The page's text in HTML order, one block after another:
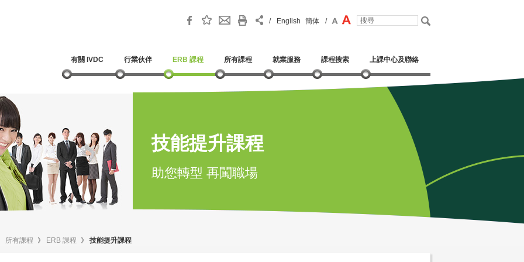
/ English 簡体 /
有關 IVDC 行業伙伴 ERB 課程 所有課程 就業服務 課程搜索 上課中心及聯絡
技能提升課程
助您轉型 再闖職場
所有課程 》 ERB 課程 》 技能提升課程